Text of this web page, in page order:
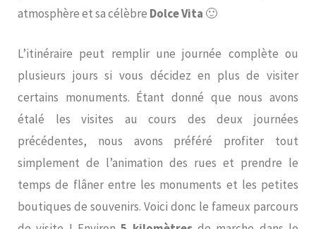
atmosphère et sa célèbre Dolce Vita 🙂
L’itinéraire peut remplir une journée complète ou
plusieurs jours si vous décidez en plus de visiter
certains monuments. Étant donné que nous avons
étalé les visites au cours des deux journées
précédentes, nous avons préféré profiter tout
simplement de l’animation des rues et prendre le
temps de flâner entre les monuments et les petites
boutiques de souvenirs. Voici donc le fameux parcours